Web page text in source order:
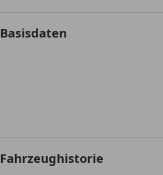
Basisdaten
Fahrzeughistorie